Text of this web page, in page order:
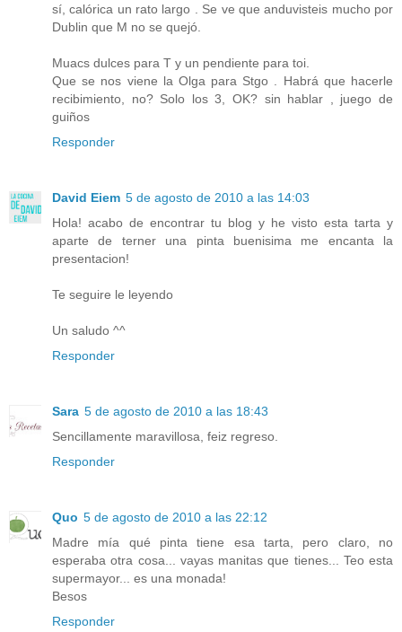
sí, calórica un rato largo . Se ve que anduvisteis mucho por
Dublin que M no se quejó.
Muacs dulces para T y un pendiente para toi.
Que se nos viene la Olga para Stgo . Habrá que hacerle
recibimiento, no? Solo los 3, OK? sin hablar , juego de
guiños
Responder
David Eiem 5 de agosto de 2010 a las 14:03
Hola! acabo de encontrar tu blog y he visto esta tarta y
aparte de terner una pinta buenisima me encanta la
presentacion!
Te seguire le leyendo
Un saludo ^^
Responder
Sara 5 de agosto de 2010 a las 18:43
Sencillamente maravillosa, feiz regreso.
Responder
Quo 5 de agosto de 2010 a las 22:12
Madre mía qué pinta tiene esa tarta, pero claro, no
esperaba otra cosa... vayas manitas que tienes... Teo esta
supermayor... es una monada!
Besos
Responder